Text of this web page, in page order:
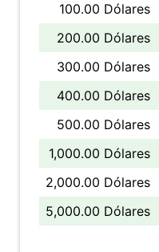
100.00 Dólares
200.00 Dólares
300.00 Dólares
400.00 Dólares
500.00 Dólares
1,000.00 Dólares
2,000.00 Dólares
5,000.00 Dólares